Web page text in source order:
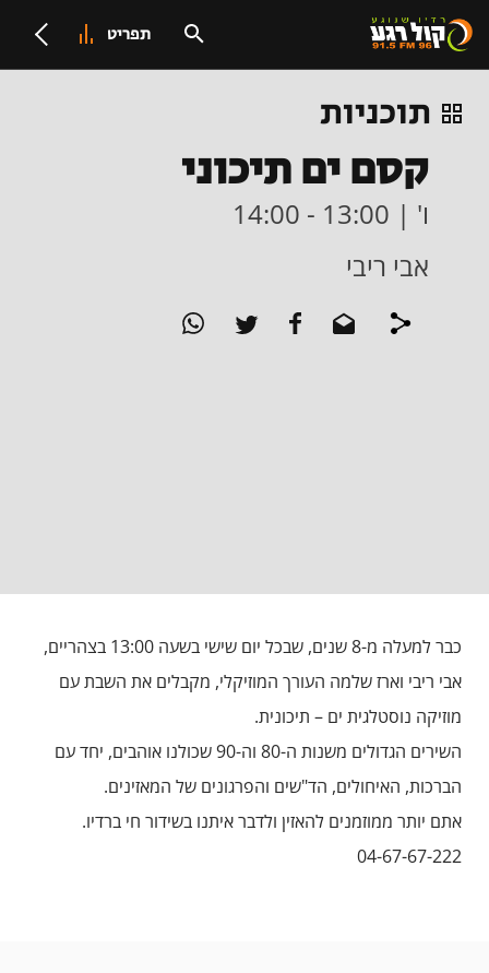
תפריט
תוכניות
קסם ים תיכוני
ו' | 13:00 - 14:00
אבי ריבי
כבר למעלה מ-8 שנים, שבכל יום שישי בשעה 13:00 בצהריים,
אבי ריבי וארז שלמה העורך המוזיקלי, מקבלים את השבת עם
מוזיקה נוסטלגית ים – תיכונית.
השירים הגדולים משנות ה-80 וה-90 שכולנו אוהבים, יחד עם
הברכות, האיחולים, הד"שים והפרגונים של המאזינים.
אתם יותר ממוזמנים להאזין ולדבר איתנו בשידור חי ברדיו.
04-67-67-222